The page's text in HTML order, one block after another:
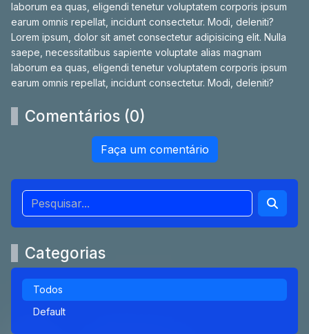
laborum ea quas, eligendi tenetur voluptatem corporis ipsum
earum omnis repellat, incidunt consectetur. Modi, deleniti?
Lorem ipsum, dolor sit amet consectetur adipisicing elit. Nulla
saepe, necessitatibus sapiente voluptate alias magnam
laborum ea quas, eligendi tenetur voluptatem corporis ipsum
earum omnis repellat, incidunt consectetur. Modi, deleniti?
Comentários (0)
Faça um comentário
Categorias
Todos
Default